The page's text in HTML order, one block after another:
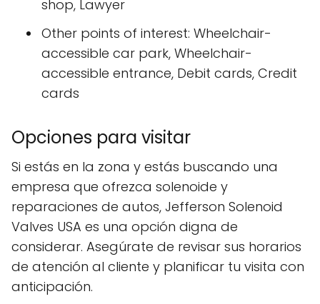
shop, Lawyer
Other points of interest: Wheelchair-
accessible car park, Wheelchair-
accessible entrance, Debit cards, Credit
cards
Opciones para visitar
Si estás en la zona y estás buscando una
empresa que ofrezca solenoide y
reparaciones de autos, Jefferson Solenoid
Valves USA es una opción digna de
considerar. Asegúrate de revisar sus horarios
de atención al cliente y planificar tu visita con
anticipación.